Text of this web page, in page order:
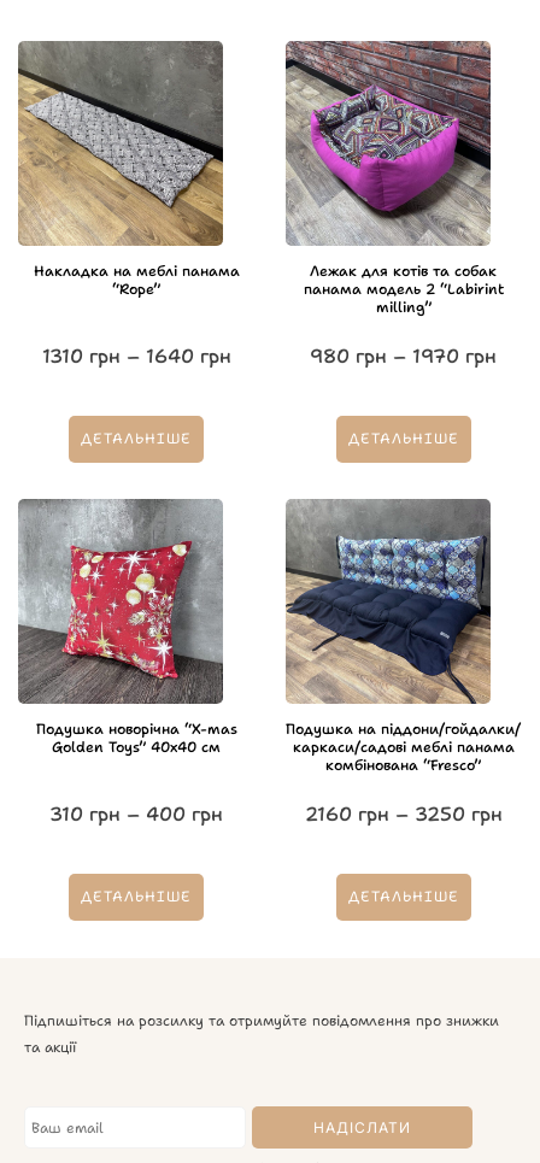
Накладка на меблі панама
“Rope”
1310 грн – 1640 грн
ДЕТАЛЬНІШЕ
Лежак для котів та собак
панама модель 2 “Labirint
milling”
980 грн – 1970 грн
ДЕТАЛЬНІШЕ
Подушка новорічна “X-mas
Golden Toys” 40х40 см
310 грн – 400 грн
ДЕТАЛЬНІШЕ
Подушка на піддони/гойдалки/
каркаси/садові меблі панама
комбінована “Fresco”
2160 грн – 3250 грн
ДЕТАЛЬНІШЕ
Підпишіться на розсилку та отримуйте повідомлення про знижки
та акції